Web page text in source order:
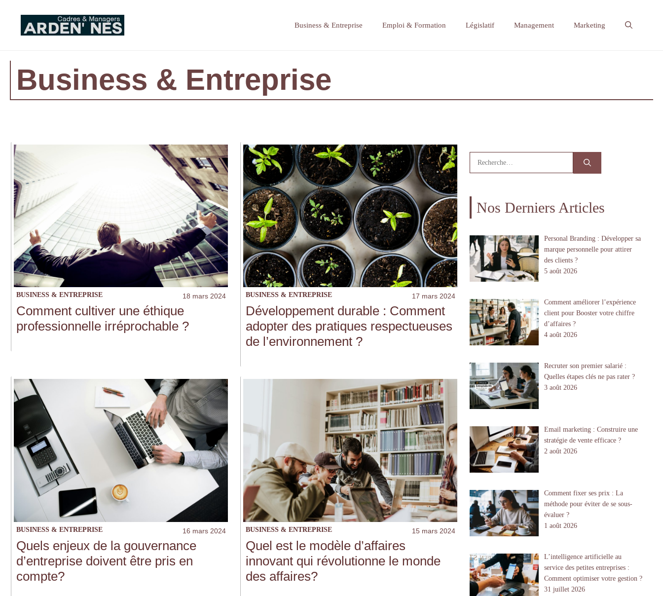
Business & Entreprise Emploi & Formation Législatif Management Marketing
Business & Entreprise
BUSINESS & ENTREPRISE 18 mars 2024
Comment cultiver une éthique
professionnelle irréprochable ?
BUSINESS & ENTREPRISE 17 mars 2024
Développement durable : Comment
adopter des pratiques respectueuses
de l’environnement ?
BUSINESS & ENTREPRISE 16 mars 2024
Quels enjeux de la gouvernance
d’entreprise doivent être pris en
compte?
BUSINESS & ENTREPRISE 15 mars 2024
Quel est le modèle d’affaires
innovant qui révolutionne le monde
des affaires?
Nos Derniers Articles
Personal Branding : Développer sa
marque personnelle pour attirer
des clients ?
5 août 2026
Comment améliorer l’expérience
client pour Booster votre chiffre
d’affaires ?
4 août 2026
Recruter son premier salarié :
Quelles étapes clés ne pas rater ?
3 août 2026
Email marketing : Construire une
stratégie de vente efficace ?
2 août 2026
Comment fixer ses prix : La
méthode pour éviter de se sous-
évaluer ?
1 août 2026
L’intelligence artificielle au
service des petites entreprises :
Comment optimiser votre gestion ?
31 juillet 2026